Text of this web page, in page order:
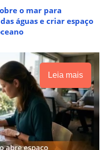
o mar para
águas e criar espaço
Leia mais